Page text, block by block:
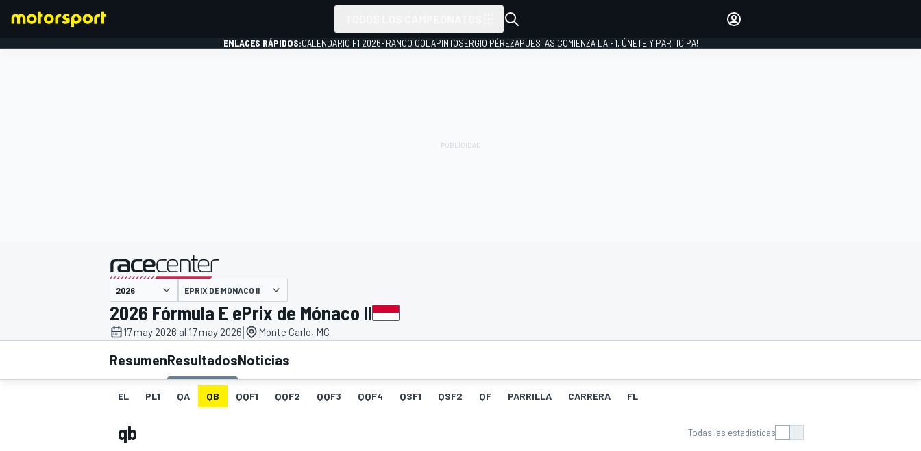
INDYCAR
INICIAR SESIÓN
ENLACES RÁPIDOS:CALENDARIO F1 2026FRANCO COLAPINTOSERGIO PÉREZAPUESTAS¡COMIENZA LA F1, ÚNETE Y PARTICIPA!
presentado por
EPRIX DE MÓNACO II
2026 Fórmula E ePrix de Mónaco II
17 may 2026 al 17 may 2026| Monte Carlo, MC
ResumenResultadosNoticias
EL PL1 QA QB QQF1 QQF2 QQF3 QQF4 QSF1 QSF2 QF PARRILLA CARRERA FL
qb Todas las estadísticas